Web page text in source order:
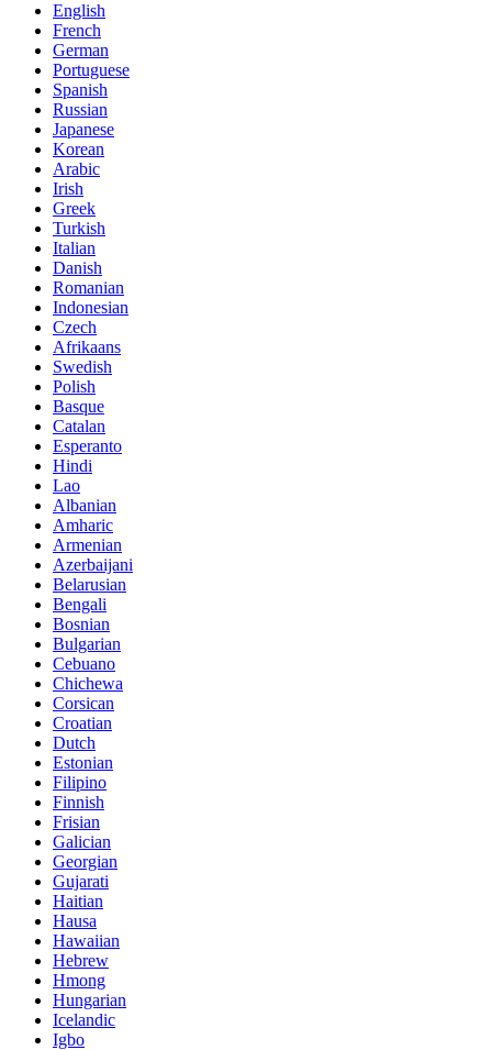
English
French
German
Portuguese
Spanish
Russian
Japanese
Korean
Arabic
Irish
Greek
Turkish
Italian
Danish
Romanian
Indonesian
Czech
Afrikaans
Swedish
Polish
Basque
Catalan
Esperanto
Hindi
Lao
Albanian
Amharic
Armenian
Azerbaijani
Belarusian
Bengali
Bosnian
Bulgarian
Cebuano
Chichewa
Corsican
Croatian
Dutch
Estonian
Filipino
Finnish
Frisian
Galician
Georgian
Gujarati
Haitian
Hausa
Hawaiian
Hebrew
Hmong
Hungarian
Icelandic
Igbo